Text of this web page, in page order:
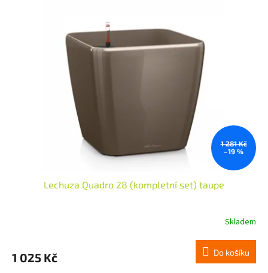
1 281 Kč
–19 %
Lechuza Quadro 28 (kompletní set) taupe
Skladem
1 025 Kč Do košíku